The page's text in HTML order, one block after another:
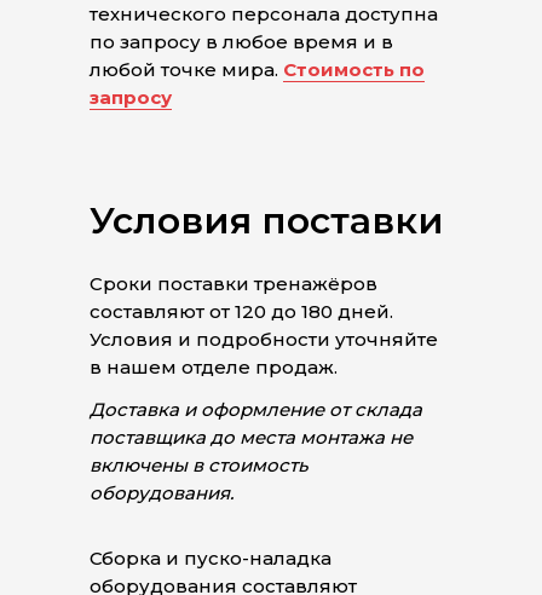
технического персонала доступна
по запросу в любое время и в
любой точке мира. Стоимость по
запросу
Условия поставки
Сроки поставки тренажёров
составляют от 120 до 180 дней.
Условия и подробности уточняйте
в нашем отделе продаж.
Сборка и пуско-наладка
оборудования составляют
Доставка и оформление от склада
поставщика до места монтажа не
включены в стоимость
оборудования.